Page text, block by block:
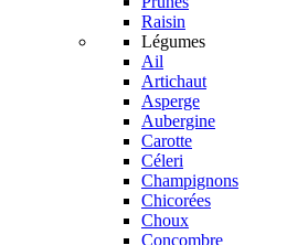
Raisin
Légumes
Ail
Artichaut
Asperge
Aubergine
Carotte
Céleri
Champignons
Chicorées
Choux
Concombre